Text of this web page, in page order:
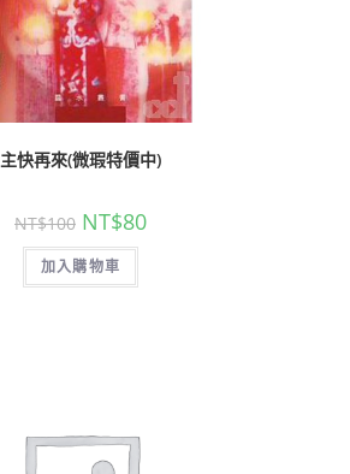
主快再來(微瑕特價中)
NT$100 NT$80
加入購物車